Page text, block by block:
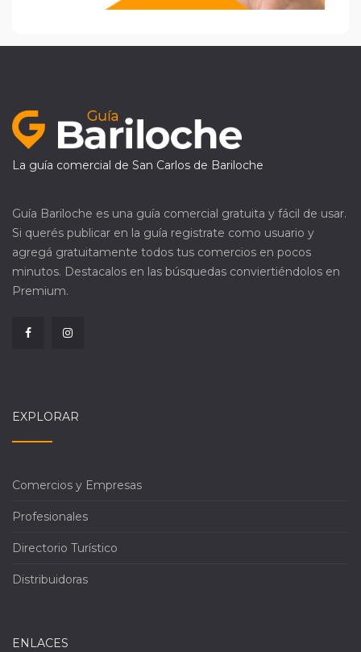
La guía comercial de San Carlos de Bariloche
Guía Bariloche es una guía comercial gratuita y fácil de usar.
Si querés publicar en la guía registrate como usuario y
agregá gratuitamente todos tus comercios en pocos
minutos. Destacalos en las búsquedas conviertiéndolos en
Premium.
EXPLORAR
Comercios y Empresas
Profesionales
Directorio Turístico
Distribuidoras
ENLACES